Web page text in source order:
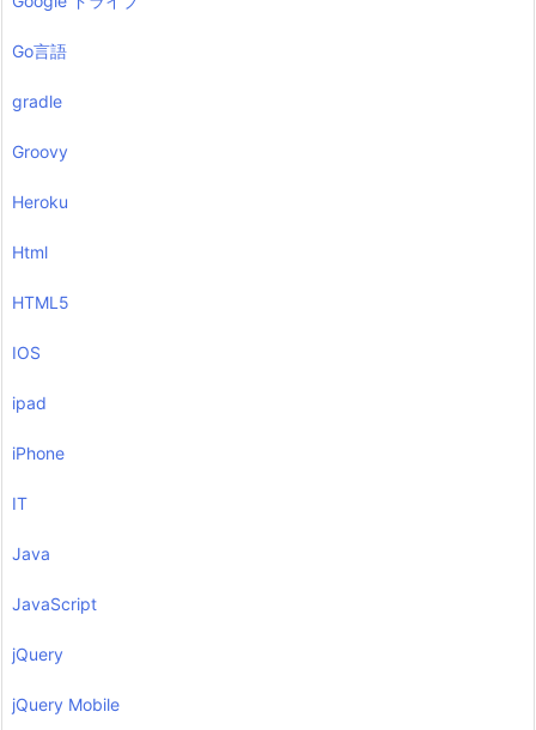
Go言語
gradle
Groovy
Heroku
Html
HTML5
IOS
ipad
iPhone
IT
Java
JavaScript
jQuery
jQuery Mobile